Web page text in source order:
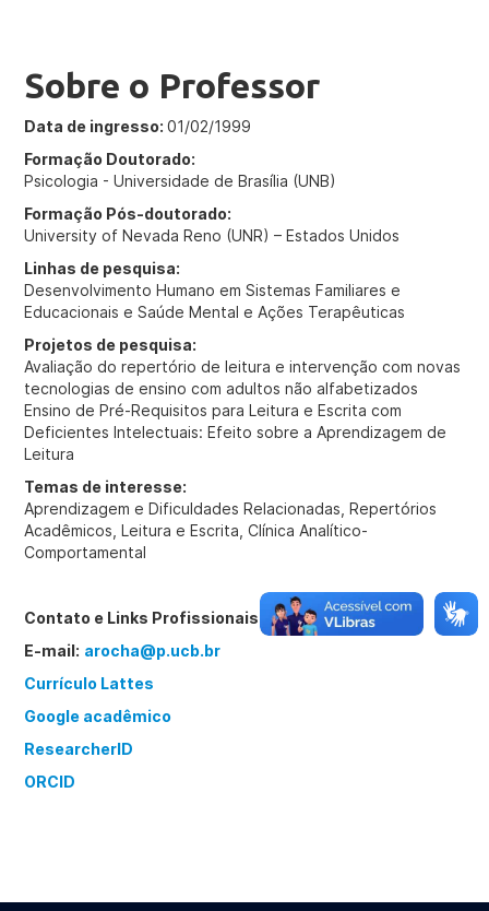
Sobre o Professor
Data de ingresso:01/02/1999
Formação Doutorado:
Psicologia - Universidade de Brasília (UNB)
Formação Pós-doutorado:
University of Nevada Reno (UNR) – Estados Unidos
Linhas de pesquisa:
Desenvolvimento Humano em Sistemas Familiares e
Educacionais e Saúde Mental e Ações Terapêuticas
Projetos de pesquisa:
Avaliação do repertório de leitura e intervenção com novas
tecnologias de ensino com adultos não alfabetizados
Ensino de Pré-Requisitos para Leitura e Escrita com
Deficientes Intelectuais: Efeito sobre a Aprendizagem de
Leitura
Temas de interesse:
Aprendizagem e Dificuldades Relacionadas, Repertórios
Acadêmicos, Leitura e Escrita, Clínica Analítico-
Comportamental
Contato e Links Profissionais
E-mail: arocha@p.ucb.br
Currículo Lattes
Google acadêmico
ResearcherID
ORCID